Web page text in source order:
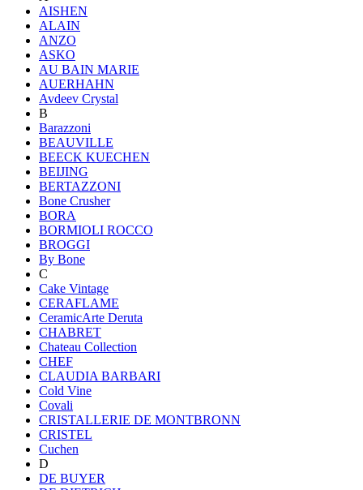
AISHEN
ALAIN
ANZO
ASKO
AU BAIN MARIE
AUERHAHN
Avdeev Crystal
B
Barazzoni
BEAUVILLE
BEECK KUECHEN
BEIJING
BERTAZZONI
Bone Crusher
BORA
BORMIOLI ROCCO
BROGGI
By Bone
C
Cake Vintage
CERAFLAME
CeramicArte Deruta
CHABRET
Chateau Collection
CHEF
CLAUDIA BARBARI
Cold Vine
Covali
CRISTALLERIE DE MONTBRONN
CRISTEL
Cuchen
D
DE BUYER